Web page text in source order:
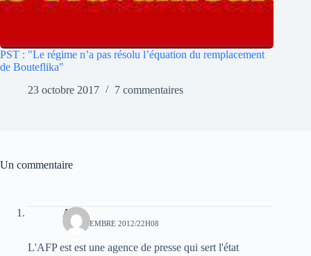
PST : "Le régime n’a pas résolu l’équation du remplacement
de Bouteflika"
23 octobre 2017
7 commentaires
Un commentaire
Arris
18 NOVEMBRE 2012/22H08
L'AFP est est une agence de presse qui sert l'état